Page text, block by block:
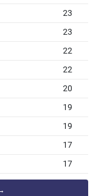
23
23
22
22
20
19
19
17
17